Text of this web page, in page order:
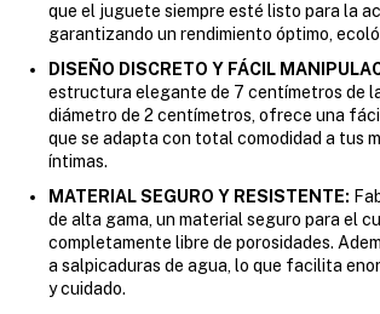
que el juguete siempre esté listo para la
garantizando un rendimiento óptimo,
DISEÑO DISCRETO Y FÁCIL
estructura elegante de 7 centímetros de
diámetro de 2 centímetros, ofrece una
que se adapta con total comodidad a tus
íntimas.
MATERIAL SEGURO Y RESISTENTE:
de alta gama, un material seguro para el
completamente libre de porosidades.
a salpicaduras de agua, lo que facilita
y cuidado.